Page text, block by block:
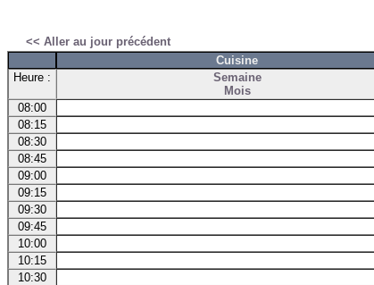
<< Aller au jour précédent
Cuisine
Heure :
Semaine
Mois
08:00
08:15
08:30
08:45
09:00
09:15
09:30
09:45
10:00
10:15
10:30